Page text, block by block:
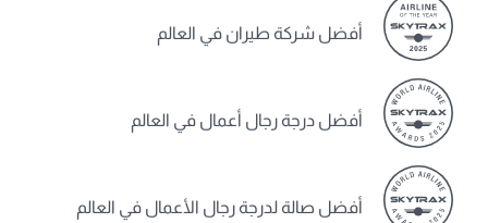
أفضل شركة طيران في العالم
أفضل درجة رجال أعمال في العالم
أفضل صالة لدرجة رجال الأعمال في العالم